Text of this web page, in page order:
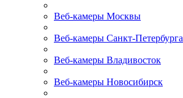
Веб-камеры Москвы
Веб-камеры Санкт-Петербурга
Веб-камеры Владивосток
Веб-камеры Новосибирск